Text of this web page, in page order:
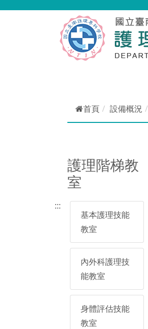
首頁 設備概況
護理階梯教
室
:::
基本護理技能
教室
內外科護理技
能教室
身體評估技能
教室